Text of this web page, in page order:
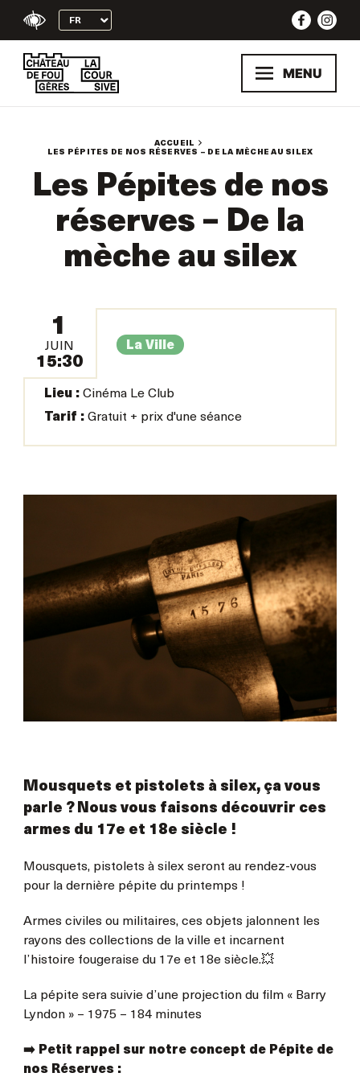
MENU
ACCUEIL
LES PÉPITES DE NOS RÉSERVES – DE LA MÈCHE AU SILEX
Les Pépites de nos
réserves – De la
mèche au silex
1
JUIN
15:30
La Ville
Lieu :Cinéma Le Club
Tarif :Gratuit + prix d'une séance
Mousquets et pistolets à silex, ça vous
parle ? Nous vous faisons découvrir ces
armes du 17e et 18e siècle !
Mousquets, pistolets à silex seront au rendez-vous
pour la dernière pépite du printemps !
Armes civiles ou militaires, ces objets jalonnent les
rayons des collections de la ville et incarnent
l’histoire fougeraise du 17e et 18e siècle.💥
La pépite sera suivie d’une projection du film « Barry
Lyndon » – 1975 – 184 minutes
➡️ Petit rappel sur notre concept de Pépite de
nos Réserves :